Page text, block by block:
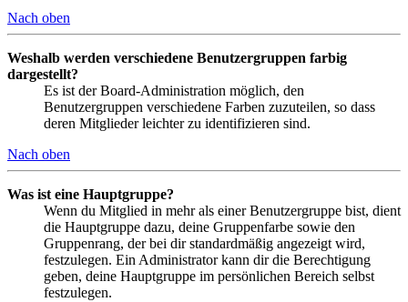
Nach oben
Weshalb werden verschiedene Benutzergruppen farbig
dargestellt?
Es ist der Board-Administration möglich, den
Benutzergruppen verschiedene Farben zuzuteilen, so dass
deren Mitglieder leichter zu identifizieren sind.
Nach oben
Was ist eine Hauptgruppe?
Wenn du Mitglied in mehr als einer Benutzergruppe bist, dient
die Hauptgruppe dazu, deine Gruppenfarbe sowie den
Gruppenrang, der bei dir standardmäßig angezeigt wird,
festzulegen. Ein Administrator kann dir die Berechtigung
geben, deine Hauptgruppe im persönlichen Bereich selbst
festzulegen.